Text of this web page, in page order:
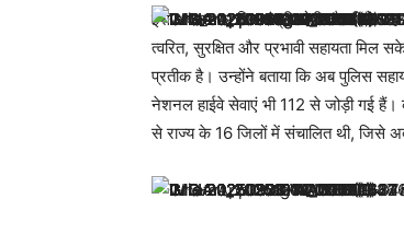
इस अवसर पर वित्त मंत्री ओपी चौधरी ने
त्वरित, सुरक्षित और प्रभावी सहायता मिल
प्रतीक है। उन्होंने बताया कि अब पुलिस
नेशनल हाईवे सेवाएं भी 112 से जोड़ी गई हैं।
से राज्य के 16 जिलों में संचालित थी, जिसे